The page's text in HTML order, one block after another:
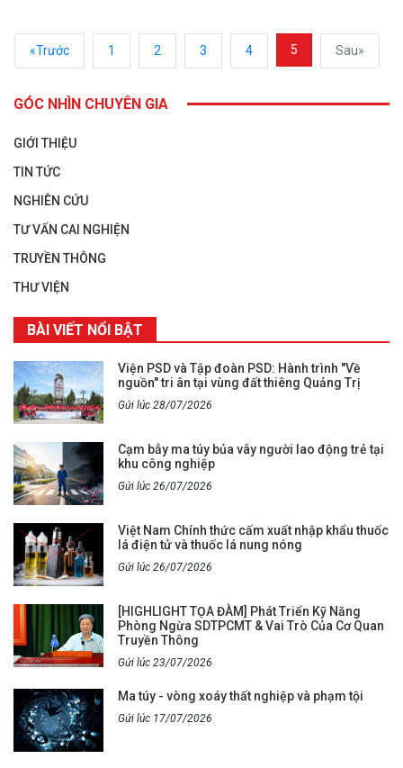
truyền thông phòng
chống ma túy trong
«Trước 1 2 3 4 5 Sau»
GÓC NHÌN CHUYÊN GIA
GIỚI THIỆU
TIN TỨC
NGHIÊN CỨU
TƯ VẤN CAI NGHIỆN
TRUYỀN THÔNG
THƯ VIỆN
BÀI VIẾT NỔI BẬT
Viện PSD và Tập đoàn PSD: Hành trình "Về
nguồn" tri ân tại vùng đất thiêng Quảng Trị
Gửi lúc 28/07/2026
Cạm bẫy ma túy bủa vây người lao động trẻ tại
khu công nghiệp
Gửi lúc 26/07/2026
Việt Nam Chính thức cấm xuất nhập khẩu thuốc
lá điện tử và thuốc lá nung nóng
Gửi lúc 26/07/2026
[HIGHLIGHT TỌA ĐÀM] Phát Triển Kỹ Năng
Phòng Ngừa SDTPCMT & Vai Trò Của Cơ Quan
Truyền Thông
Gửi lúc 23/07/2026
Ma túy - vòng xoáy thất nghiệp và phạm tội
Gửi lúc 17/07/2026